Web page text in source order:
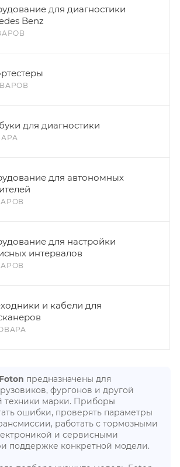
для диагностики
Benz
для диагностики
для автономных
для настройки
интервалов
и кабели для
предназначены для
фургонов и другой
техники марки. Приборы
ошибки, проверять параметры
работать с тормозными
и сервисными
поддержке конкретной модели.